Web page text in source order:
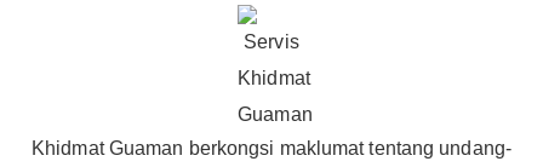
Khidmat Guaman berkongsi maklumat tentang undang-